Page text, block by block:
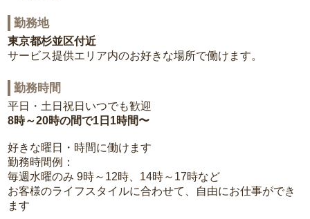
勤務地
東京都杉並区付近
サービス提供エリア内のお好きな場所で働けます。
勤務時間
平日・土日祝日いつでも歓迎
8時～20時の間で1日1時間〜
好きな曜日・時間に働けます
勤務時間例：
毎週水曜のみ 9時～12時、14時～17時など
お客様のライフスタイルに合わせて、自由にお仕事ができ
ます